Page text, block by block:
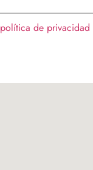
política de privacidad